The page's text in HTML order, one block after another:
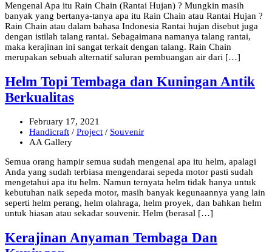
Mengenal Apa itu Rain Chain (Rantai Hujan) ? Mungkin masih
banyak yang bertanya-tanya apa itu Rain Chain atau Rantai Hujan ?
Rain Chain atau dalam bahasa Indonesia Rantai hujan disebut juga
dengan istilah talang rantai. Sebagaimana namanya talang rantai,
maka kerajinan ini sangat terkait dengan talang. Rain Chain
merupakan sebuah alternatif saluran pembuangan air dari […]
Helm Topi Tembaga dan Kuningan Antik
Berkualitas
February 17, 2021
Handicraft / Project / Souvenir
AA Gallery
Semua orang hampir semua sudah mengenal apa itu helm, apalagi
Anda yang sudah terbiasa mengendarai sepeda motor pasti sudah
mengetahui apa itu helm. Namun ternyata helm tidak hanya untuk
kebutuhan naik sepeda motor, masih banyak kegunaannya yang lain
seperti helm perang, helm olahraga, helm proyek, dan bahkan helm
untuk hiasan atau sekadar souvenir. Helm (berasal […]
Kerajinan Anyaman Tembaga Dan